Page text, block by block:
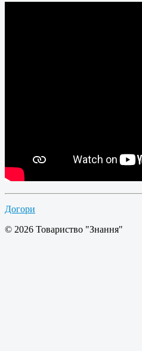
Догори
© 2026 Товариство "Знання"